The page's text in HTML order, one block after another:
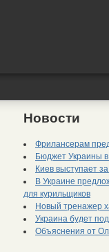
Новости
Фрилансерам
Бюджет Украины в
Киев выступает
В Украине
для курильщиков
Новый тренажер
Украина будет
Объяснения от